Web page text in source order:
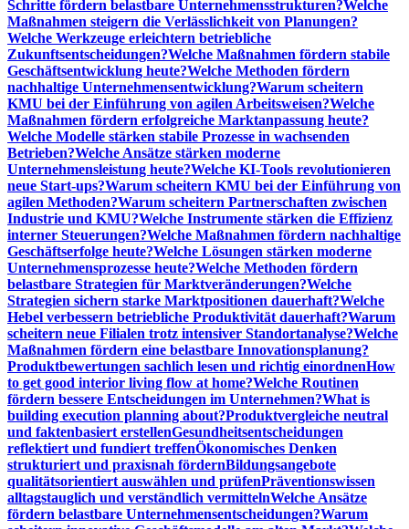
Schritte fördern belastbare Unternehmensstrukturen?Welche
Maßnahmen steigern die Verlässlichkeit von Planungen?
Welche Werkzeuge erleichtern betriebliche
Zukunftsentscheidungen?Welche Maßnahmen fördern stabile
Geschäftsentwicklung heute?Welche Methoden fördern
nachhaltige Unternehmensentwicklung?Warum scheitern
KMU bei der Einführung von agilen Arbeitsweisen?Welche
Maßnahmen fördern erfolgreiche Marktanpassung heute?
Welche Modelle stärken stabile Prozesse in wachsenden
Betrieben?Welche Ansätze stärken moderne
Unternehmensleistung heute?Welche KI-Tools revolutionieren
neue Start-ups?Warum scheitern KMU bei der Einführung von
agilen Methoden?Warum scheitern Partnerschaften zwischen
Industrie und KMU?Welche Instrumente stärken die Effizienz
interner Steuerungen?Welche Maßnahmen fördern nachhaltige
Geschäftserfolge heute?Welche Lösungen stärken moderne
Unternehmensprozesse heute?Welche Methoden fördern
belastbare Strategien für Marktveränderungen?Welche
Strategien sichern starke Marktpositionen dauerhaft?Welche
Hebel verbessern betriebliche Produktivität dauerhaft?Warum
scheitern neue Filialen trotz intensiver Standortanalyse?Welche
Maßnahmen fördern eine belastbare Innovationsplanung?
Produktbewertungen sachlich lesen und richtig einordnenHow
to get good interior living flow at home?Welche Routinen
fördern bessere Entscheidungen im Unternehmen?What is
building execution planning about?Produktvergleiche neutral
und faktenbasiert erstellenGesundheitsentscheidungen
reflektiert und fundiert treffenÖkonomisches Denken
strukturiert und praxisnah fördernBildungsangebote
qualitätsorientiert auswählen und prüfenPräventionswissen
alltagstauglich und verständlich vermittelnWelche Ansätze
fördern belastbare Unternehmensentscheidungen?Warum